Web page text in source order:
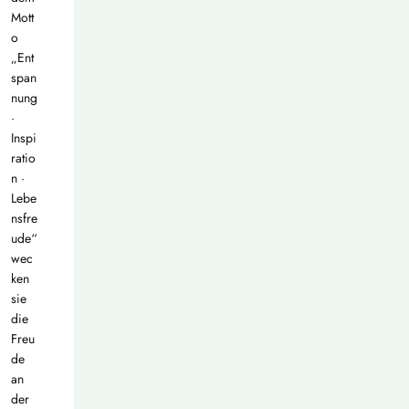
Mott
o
„Ent
span
nung
·
Inspi
ratio
n ·
Lebe
nsfre
ude“
wec
ken
sie
die
Freu
de
an
der